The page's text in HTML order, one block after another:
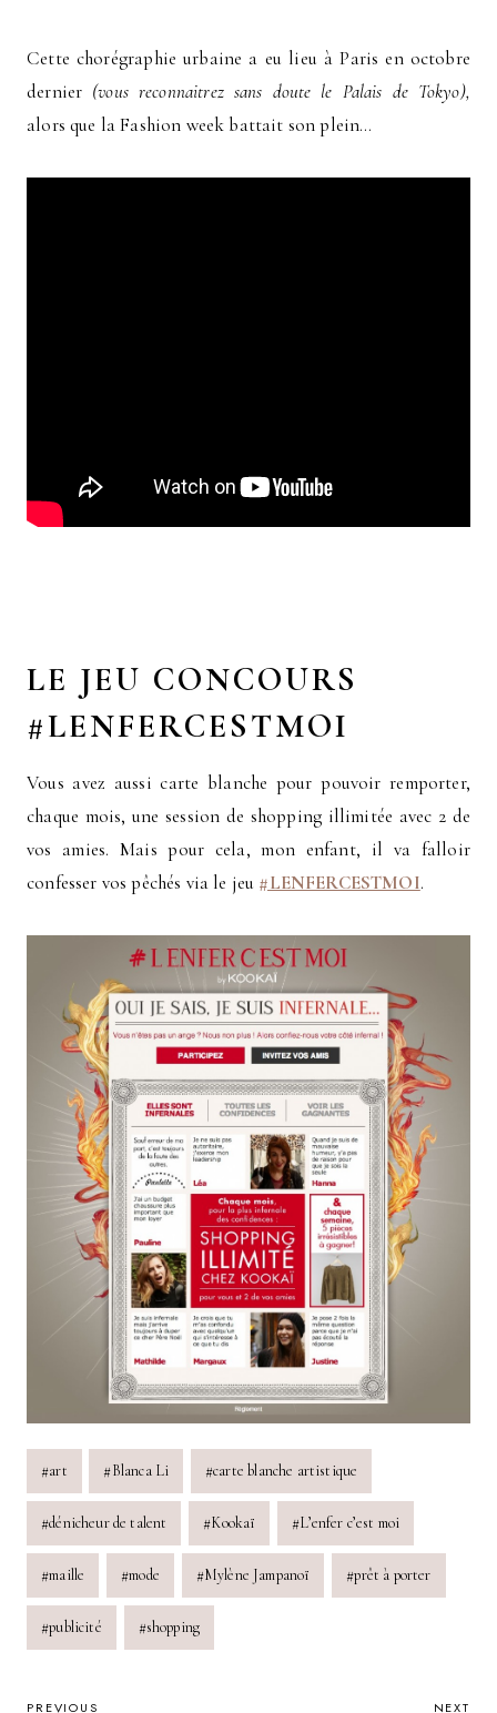
Cette chorégraphie urbaine a eu lieu à Paris en octobre
dernier (vous reconnaitrez sans doute le Palais de Tokyo),
alors que la Fashion week battait son plein…
LE JEU CONCOURS
#LENFERCESTMOI
Vous avez aussi carte blanche pour pouvoir remporter,
chaque mois, une session de shopping illimitée avec 2 de
vos amies. Mais pour cela, mon enfant, il va falloir
confesser vos pêchés via le jeu #LENFERCESTMOI.
Post
Tags:
#art #Blanca Li #carte blanche artistique
#dénicheur de talent #Kookaï #L’enfer c’est moi
#maille #mode #Mylène Jampanoï #prêt à porter
#publicité #shopping
PREVIOUS NEXT